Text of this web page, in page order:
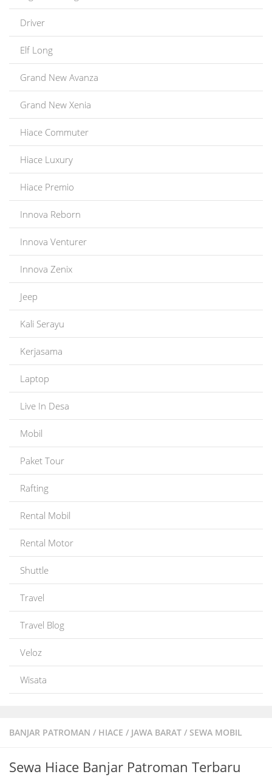
BANJAR PATROMAN / HIACE / JAWA BARAT / SEWA MOBIL
Sewa Hiace Banjar Patroman Terbaru
Driver
Elf Long
Grand New Avanza
Grand New Xenia
Hiace Commuter
Hiace Luxury
Hiace Premio
Innova Reborn
Innova Venturer
Innova Zenix
Jeep
Kali Serayu
Kerjasama
Laptop
Live In Desa
Mobil
Paket Tour
Rafting
Rental Mobil
Rental Motor
Shuttle
Travel
Travel Blog
Veloz
Wisata